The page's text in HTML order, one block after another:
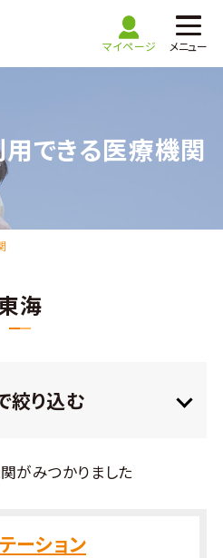
マイページ メニュー
マイページ
イド
できる医療機関
海
絞り込む
がみつかりました
ーション